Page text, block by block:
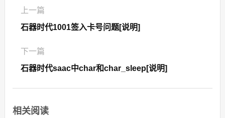
上一篇
石器时代1001签入卡号问题[说明]
下一篇
石器时代saac中char和char_sleep[说明]
相关阅读